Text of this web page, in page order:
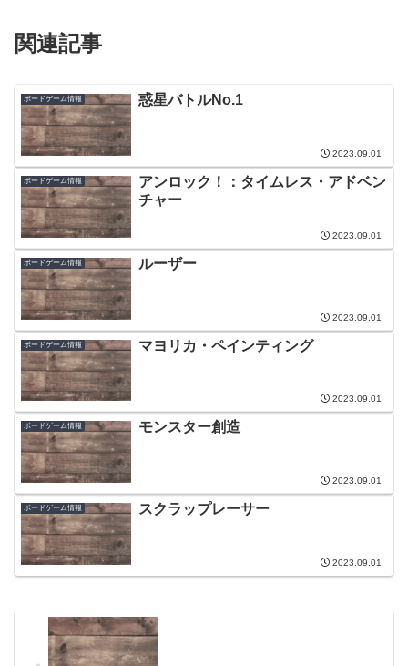
関連記事
ボードゲーム情報 惑星バトルNo.1
2023.09.01
ボードゲーム情報
アンロック！：タイムレス・アドベン
チャー
2023.09.01
ボードゲーム情報 ルーザー
2023.09.01
ボードゲーム情報 マヨリカ・ペインティング
2023.09.01
ボードゲーム情報 モンスター創造
2023.09.01
ボードゲーム情報 スクラップレーサー
2023.09.01